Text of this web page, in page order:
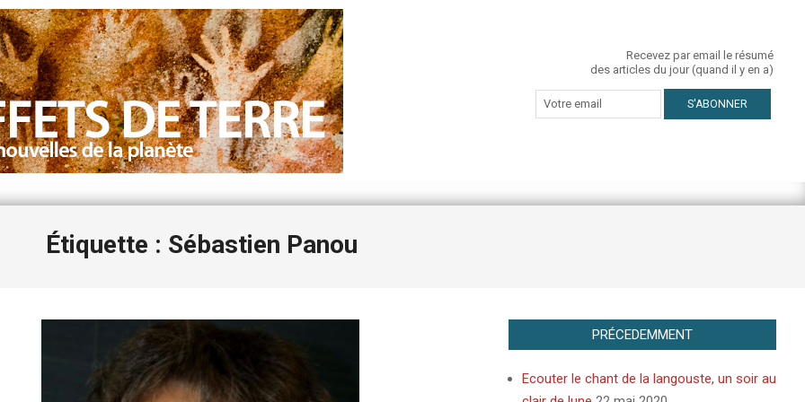
Recevez par email le résumé
des articles du jour (quand il y en a)
Étiquette : Sébastien Panou
PRÉCEDEMMENT
Ecouter le chant de la langouste, un soir au